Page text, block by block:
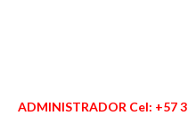
ADMINISTRADOR Cel: +57